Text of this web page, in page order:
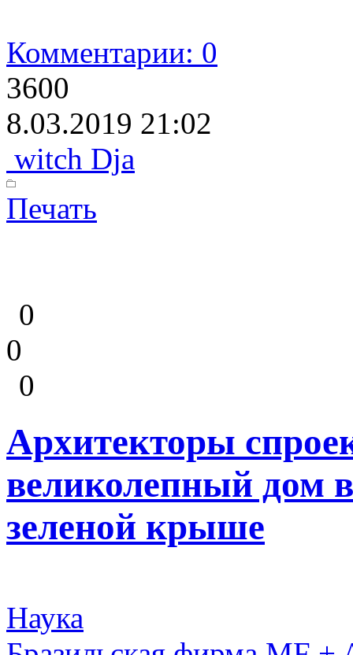
Комментарии: 0
3600
8.03.2019 21:02
witch Dja
Печать
0
0
0
Архитекторы
великолепный дом
зеленой крыше
Наука